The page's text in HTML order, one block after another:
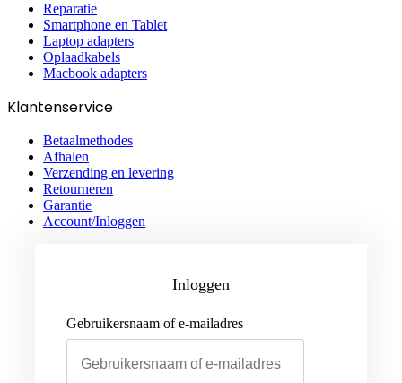
Reparatie
Smartphone en Tablet
Laptop adapters
Oplaadkabels
Macbook adapters
Klantenservice
Betaalmethodes
Afhalen
Verzending en levering
Retourneren
Garantie
Account/Inloggen
Gebruikersnaam of e-mailadres